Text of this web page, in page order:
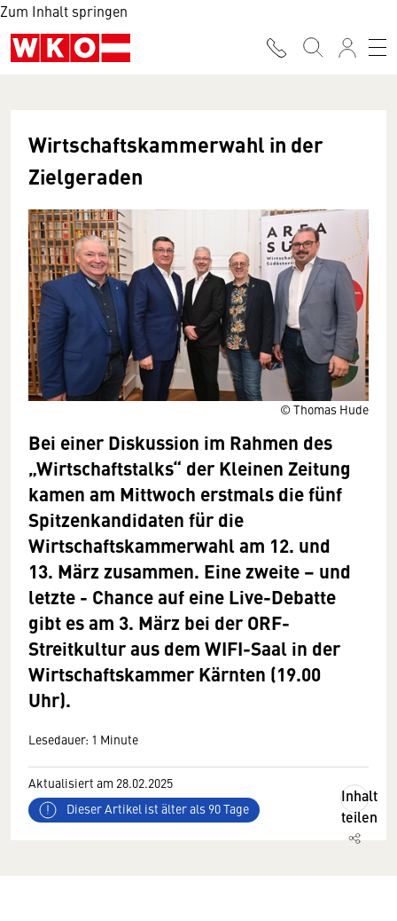
Zum Inhalt springen
© Thomas Hude
Wirtschaftskammerwahl in der
Zielgeraden
Bei einer Diskussion im Rahmen des
„Wirtschaftstalks“ der Kleinen Zeitung
kamen am Mittwoch erstmals die fünf
Spitzenkandidaten für die
Wirtschaftskammerwahl am 12. und
13. März zusammen. Eine zweite – und
letzte - Chance auf eine Live-Debatte
gibt es am 3. März bei der ORF-
Streitkultur aus dem WIFI-Saal in der
Wirtschaftskammer Kärnten (19.00
Uhr).
Lesedauer: 1 Minute
Aktualisiert am 28.02.2025
Dieser Artikel ist älter als 90 Tage
Inhalt
teilen